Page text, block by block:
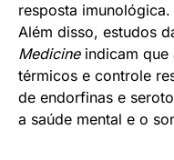
resposta imunológica.
Além disso, estudos
Medicineindicam que
térmicos e controle
de endorfinas e
a saúde mental e o